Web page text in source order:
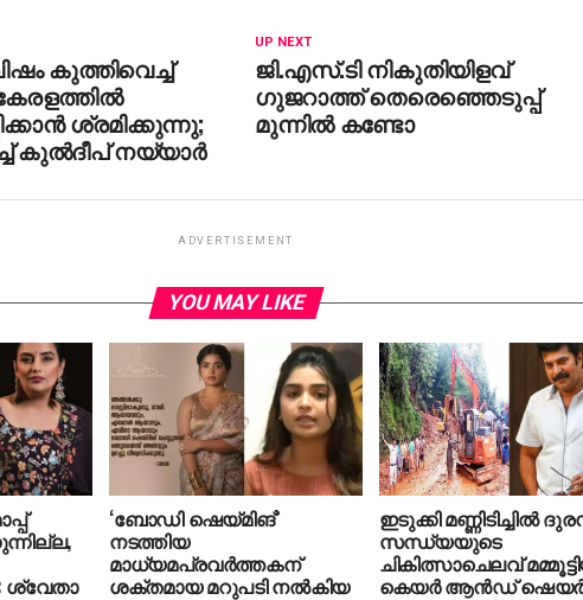
UP NEXT
ജി.എസ്.ടി നികുതിയിളവ്
ഗുജറാത്ത് തെരെഞ്ഞെടുപ്പ്
മുന്നില്‍ കണ്ടോ
കുത്തിവെച്ച്
ശ്രമിക്കുന്നു;
കുല്‍ദീപ് നയ്യാര്‍
ADVERTISEMENT
YOU MAY LIKE
ശ്വേതാ
‘ബോഡി ഷെയ്മിങ്’
നടത്തിയ
മാധ്യമപ്രവർത്തകന്
ശക്തമായ മറുപടി നൽകിയ
ഇടുക്കി മണ്ണിടിച്ചില്‍
സന്ധ്യയുടെ
ചികിത്സാചെലവ്
കെയര്‍ ആന്‍ഡ്